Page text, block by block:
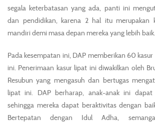
segala keterbatasan yang ada, panti ini
dan pendidikan, karena 2 hal itu merupakan
mandiri demi masa depan mereka yang lebih baik.
Pada kesempatan ini, DAP memberikan 60
ini. Penerimaan kasur lipat ini diwakilkan oleh
Resubun yang mengasuh dan bertugas
lipat ini. DAP berharap, anak-anak ini
sehingga mereka dapat beraktivitas dengan
Bertepatan dengan Idul Adha,